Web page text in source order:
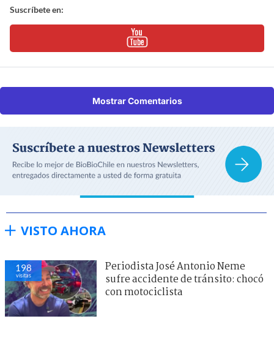
Suscríbete en:
Mostrar Comentarios
VISTO AHORA
198
visitas
Periodista José Antonio Neme
sufre accidente de tránsito: chocó
con motociclista